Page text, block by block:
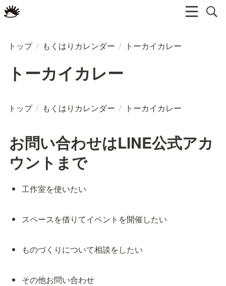
トップ / もくはりカレンダー / トーカイカレー
トーカイカレー
トップ / もくはりカレンダー / トーカイカレー
お問い合わせはLINE公式アカ
ウントまで
工作室を使いたい
スペースを借りてイベントを開催したい
ものづくりについて相談をしたい
その他お問い合わせ